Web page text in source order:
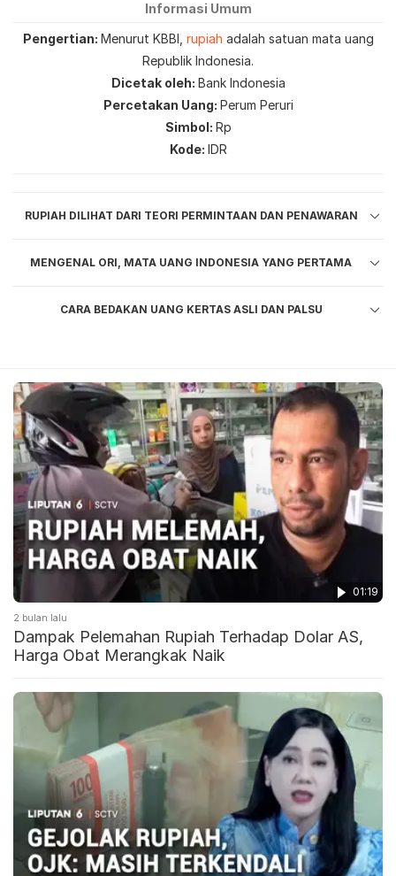
Informasi Umum
Pengertian Menurut KBBI, rupiah adalah satuan mata uang
Republik Indonesia.
Dicetak oleh Bank Indonesia
Percetakan Uang Perum Peruri
Simbol Rp
Kode IDR
RUPIAH DILIHAT DARI TEORI PERMINTAAN DAN PENAWARAN
MENGENAL ORI, MATA UANG INDONESIA YANG PERTAMA
CARA BEDAKAN UANG KERTAS ASLI DAN PALSU
01:19
2 bulan lalu
Dampak Pelemahan Rupiah Terhadap Dolar AS,
Harga Obat Merangkak Naik